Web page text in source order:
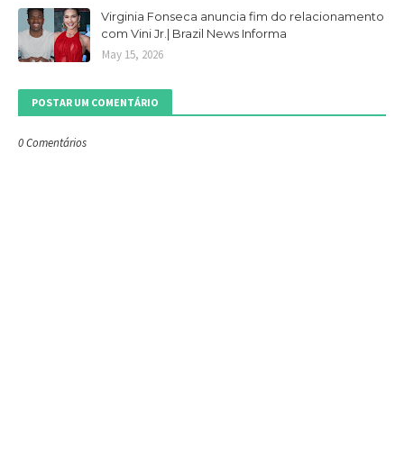
Virginia Fonseca anuncia fim do relacionamento
com Vini Jr.| Brazil News Informa
May 15, 2026
POSTAR UM COMENTÁRIO
0 Comentários